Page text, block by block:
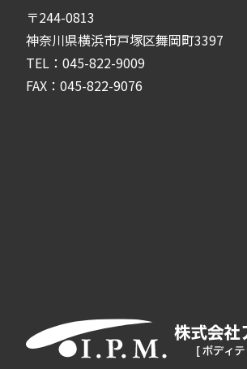
〒244-0813
神奈川県横浜市戸塚区舞岡町3397
TEL：045-822-9009
FAX：045-822-9076